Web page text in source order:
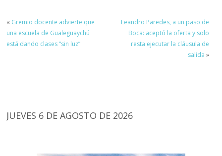
« Gremio docente advierte que
una escuela de Gualeguaychú
está dando clases “sin luz”
Leandro Paredes, a un paso de
Boca: aceptó la oferta y solo
resta ejecutar la cláusula de
salida »
JUEVES 6 DE AGOSTO DE 2026